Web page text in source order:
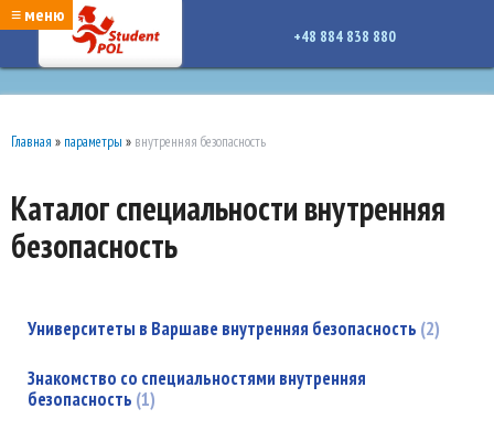
google-site-verification: google7a917c261df1566b.htmlgoogle-site-verification:
google7a917c261df1566b.html
≡ меню
+48 884 838 880
Главная » параметры » внутренняя безопасность
Каталог специальности внутренняя
безопасность
Университеты в Варшаве внутренняя безопасность 2
Знакомство со специальностями внутренняя
безопасность 1